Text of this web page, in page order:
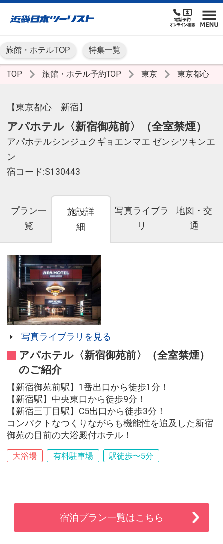
旅館・ホテルTOP 特集一覧
TOP 旅館・ホテル予約TOP 東京 東京都心
【東京都心 新宿】
アパホテル〈新宿御苑前〉（全室禁煙）
アパホテルシンジュクギョエンマエ ゼンシツキンエ
ン
宿コード:S130443
プラン一
覧
施設詳
細
写真ライブラ
リ
地図・交
通
写真ライブラリを見る
アパホテル〈新宿御苑前〉（全室禁煙）
のご紹介
【新宿御苑前駅】1番出口から徒歩1分！
【新宿駅】中央東口から徒歩9分！
【新宿三丁目駅】C5出口から徒歩3分！
コンパクトなつくりながらも機能性を追及した新宿
御苑の目前の大浴殿付ホテル！
大浴場 有料駐車場 駅徒歩〜5分
宿泊プラン一覧はこちら